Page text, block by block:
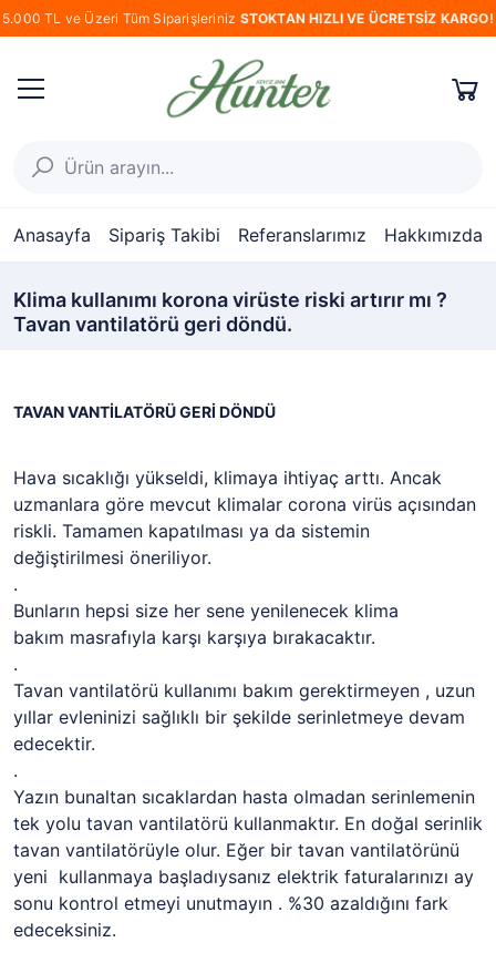
5.000 TL ve Üzeri Tüm Siparişleriniz STOKTAN HIZLI VE ÜCRETSİZ KARGO!
Anasayfa Sipariş Takibi Referanslarımız Hakkımızda
Klima kullanımı korona virüste riski artırır mı ?
Tavan vantilatörü geri döndü.
TAVAN VANTİLATÖRÜ GERİ DÖNDÜ
Hava sıcaklığı yükseldi, klimaya ihtiyaç arttı. Ancak
uzmanlara göre mevcut klimalar corona virüs açısından
riskli. Tamamen kapatılması ya da sistemin
değiştirilmesi öneriliyor.
.
Bunların hepsi size her sene yenilenecek klima
bakım masrafıyla karşı karşıya bırakacaktır.
.
Tavan vantilatörü kullanımı bakım gerektirmeyen , uzun
yıllar evleninizi sağlıklı bir şekilde serinletmeye devam
edecektir.
.
Yazın bunaltan sıcaklardan hasta olmadan serinlemenin
tek yolu tavan vantilatörü kullanmaktır. En doğal serinlik
tavan vantilatörüyle olur. Eğer bir tavan vantilatörünü
yeni kullanmaya başladıysanız elektrik faturalarınızı ay
sonu kontrol etmeyi unutmayın . %30 azaldığını fark
edeceksiniz.